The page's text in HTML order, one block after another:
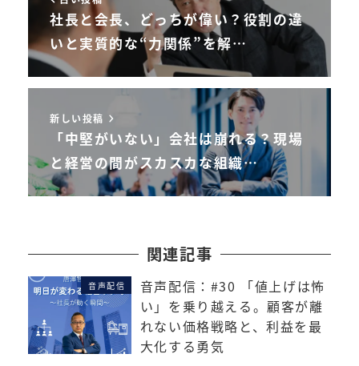
社長と会長、どっちが偉い？役割の違
いと実質的な“力関係”を解…
新しい投稿
「中堅がいない」会社は崩れる？現場
と経営の間がスカスカな組織…
関連記事
音声配信
音声配信：#30 「値上げは怖
い」を乗り越える。顧客が離
れない価格戦略と、利益を最
大化する勇気